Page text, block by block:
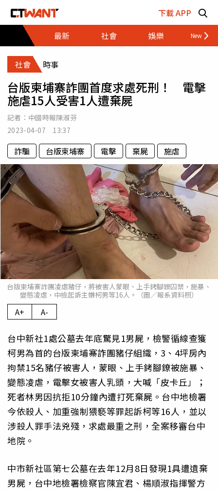
下載 APP
最新
社會 娛樂 財經
社會 時事
台版柬埔寨詐團首度求處死刑！ 電擊
施虐15人受害1人遭棄屍
記者： 中國時報陳淑芬
2023-04-07 13:37
詐騙 台版柬埔寨 電擊 棄屍 施虐
台版柬埔寨詐團凌虐豬仔，將被害人蒙眼、上手銬腳鐐囚禁，施暴、
變態凌虐，中檢起訴主嫌柯男等16人。（圖／報系資料照）
A+ A-
台中新社1處公墓去年底驚見1男屍，檢警循線查獲
柯男為首的台版柬埔寨詐團豬仔組織，3、4坪房內
拘禁15名豬仔被害人，蒙眼、上手銬腳鐐被施暴、
變態凌虐，電擊女被害人乳頭，大喊「皮卡丘」；
死者林男因抗拒10分鐘內遭打死棄屍。台中地檢署
今依殺人、加重強制猥褻等罪起訴柯等16人，並以
涉殺人罪手法兇殘，求處最重之刑，全案移審台中
地院。
中市新社區第七公墓在去年12月8日發現1具遭遺棄
男屍，台中地檢署檢察官陳宜君、楊順淑指揮警方